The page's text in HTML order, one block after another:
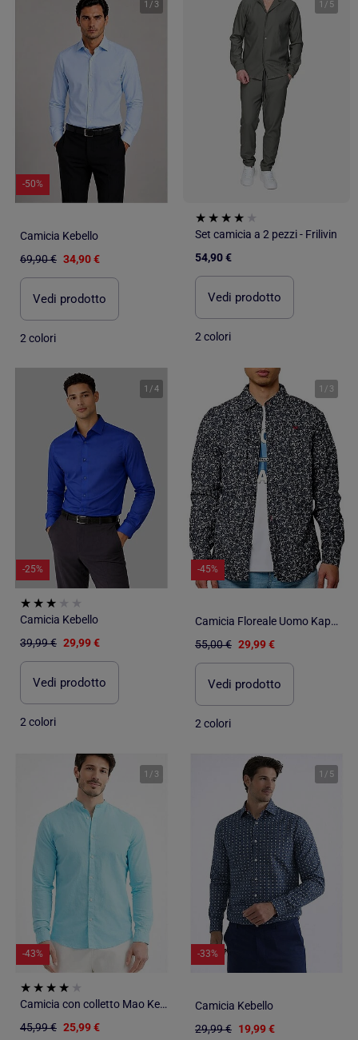
1 / 3
-50%
Camicia Kebello
69,90 € 34,90 €
Vedi prodotto
2 colori
1 / 5
Set camicia a 2 pezzi - Frilivin
54,90 €
Vedi prodotto
2 colori
1 /4
-25%
Camicia Kebello
39,99 € 29,99 €
Vedi prodotto
2 colori
1 / 3
-45%
Camicia Floreale Uomo Kaporal
55,00 € 29,99 €
Vedi prodotto
2 colori
1 / 3
-43%
Camicia con colletto Mao Kebello
45,99 € 25,99 €
1 / 5
-33%
Camicia Kebello
29,99 € 19,99 €